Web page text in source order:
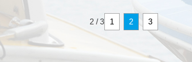
2 / 3 1 2 3